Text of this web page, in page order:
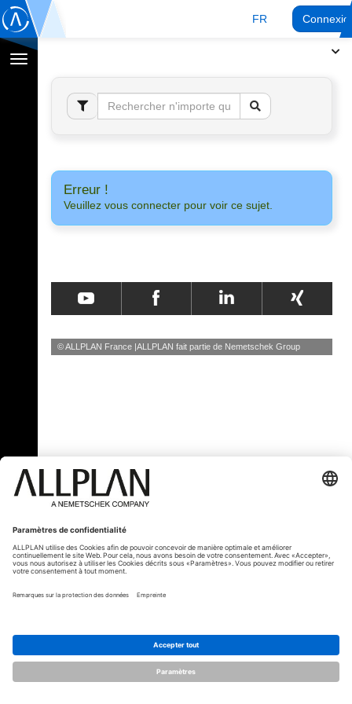
FR
Afficher
Erreur !
Veuillez vous connecter pour voir ce sujet.
© ALLPLAN France ALLPLAN fait partie de Nemetschek Group